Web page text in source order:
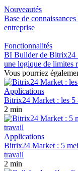
Nouveautés
Base de
entreprise
Fonctionnalités
BI Builder de Bitrix24
une logique de limites
Vous pourriez
Applications
Bitrix24 Market : les 5
2 min
Applications
Bitrix24 Market : 5
travail
2 min